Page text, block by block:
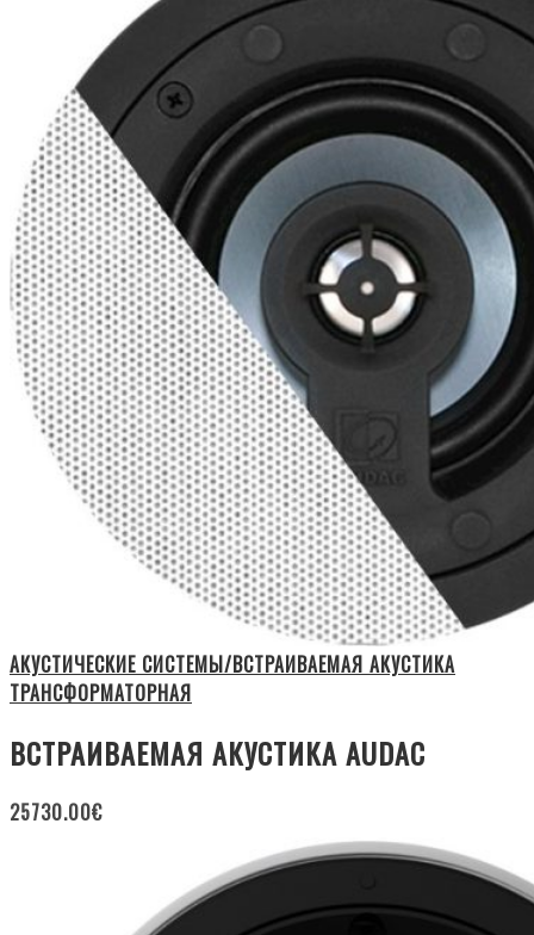
АКУСТИЧЕСКИЕ СИСТЕМЫ/ВСТРАИВАЕМАЯ АКУСТИКА
ТРАНСФОРМАТОРНАЯ
ВСТРАИВАЕМАЯ АКУСТИКА AUDAC
25730.00€